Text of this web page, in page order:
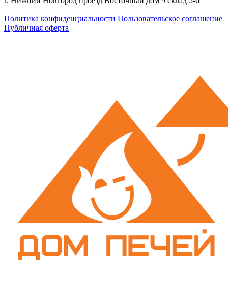
Политика конфиденциальности Пользовательское соглашение
Публичная оферта